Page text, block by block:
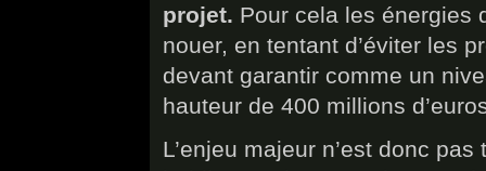
projet. Pour cela les énergies
nouer, en tentant d’éviter les
devant garantir comme un
hauteur de 400 millions
L’enjeu majeur n’est donc